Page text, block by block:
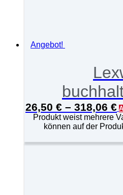
Angebot!
26,50 € – 318,06 €
Produkt weist mehrere
können auf der